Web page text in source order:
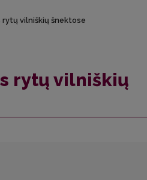
vilniškių šnektose
rytų vilniškių